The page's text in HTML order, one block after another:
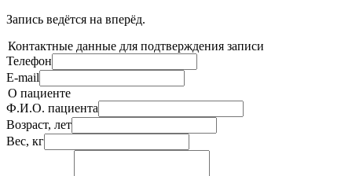
Запись ведётся на вперёд.
Контактные данные для подтверждения записи
Телефон
E-mail
О пациенте
Ф.И.О. пациента
Возраст, лет
Вес, кг